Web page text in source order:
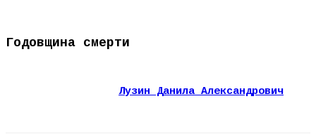
Годовщина смерти
Лузин Данила Александрович